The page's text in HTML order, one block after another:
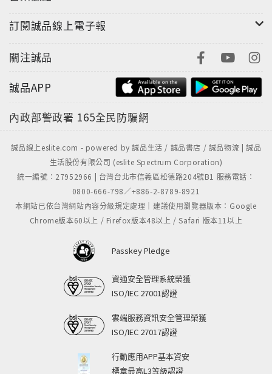
訂閱誠品線上電子報
關注誠品
誠品APP
內政部警政署 165全民防騙網
誠品線上eslite.com - powered by 誠品生活 / 誠品書店 / 誠品物流 | 誠品
生活股份有限公司 (eslite Spectrum Corporation)
統一編號：27952966 | 台灣台北市信義區松德路204號B1 服務電話：
0800-666-798／+886-2-8789-8921
本網站已依台灣網站內容分級規定處理｜建議使用瀏覽器版本：Google
Chrome版本60以上 / Firefox版本48以上 / Safari 版本11以上
Passkey Pledge
資通安全管理系統榮獲
ISO/IEC 27001認證
雲端服務資訊安全管理榮獲
ISO/IEC 27017認證
行動應用APP基本資安
標章最高L3等級認證